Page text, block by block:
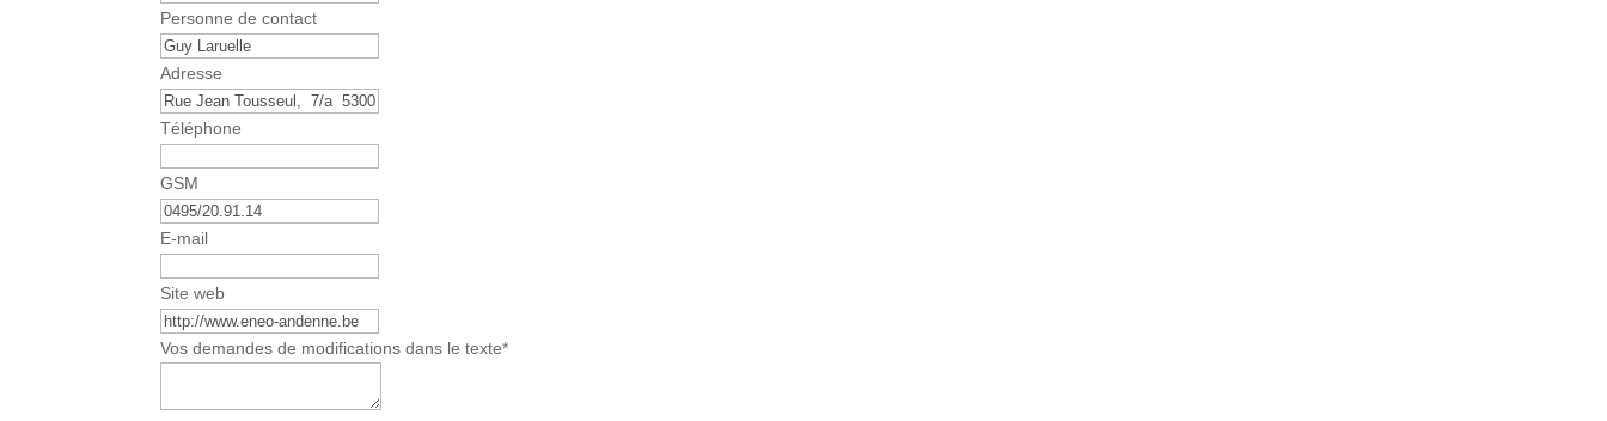
Personne de contact
E
m
a
l
*
Adresse
Téléphone
GSM
E-mail
Site web
Vos demandes de modifications dans le texte*